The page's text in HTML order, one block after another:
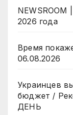
2026 года
Время
06.08.2026
Украинцев
бюджет /
ДЕНЬ